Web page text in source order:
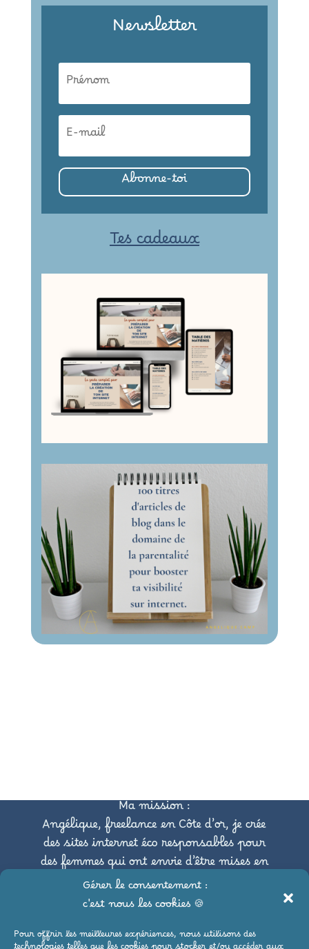
Gérer le consentement :
c'est nous les cookies 🍪
Pour offrir les meilleures expériences, nous utilisons des
Newsletter
Abonne-toi
Tes cadeaux
Ma mission :
Angélique, freelance en Côte d’or, je crée
des sites internet éco responsables pour
des femmes qui ont envie d’être mises en
avant tout en respectant
l’environnement.
Pour suivre mes aventures,